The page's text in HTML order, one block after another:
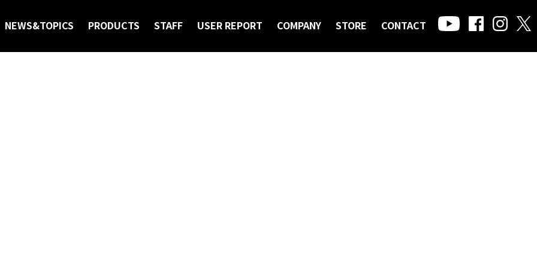
NEWS&TOPICS PRODUCTS STAFF USER REPORT COMPANY STORE CONTACT